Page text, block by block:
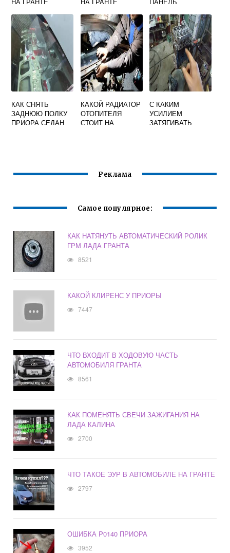
КАК СНЯТЬ
ЗАДНЮЮ ПОЛКУ
ПРИОРА СЕДАН
КАКОЙ РАДИАТОР
ОТОПИТЕЛЯ
СТОИТ НА
С КАКИМ
УСИЛИЕМ
ЗАТЯГИВАТЬ
Реклама
Самое популярное:
КАК НАТЯНУТЬ АВТОМАТИЧЕСКИЙ РОЛИК
ГРМ ЛАДА ГРАНТА
8521
КАКОЙ КЛИРЕНС У ПРИОРЫ
7447
ЧТО ВХОДИТ В ХОДОВУЮ ЧАСТЬ
АВТОМОБИЛЯ ГРАНТА
8561
КАК ПОМЕНЯТЬ СВЕЧИ ЗАЖИГАНИЯ НА
ЛАДА КАЛИНА
2700
ЧТО ТАКОЕ ЭУР В АВТОМОБИЛЕ НА ГРАНТЕ
2797
ОШИБКА P0140 ПРИОРА
3952